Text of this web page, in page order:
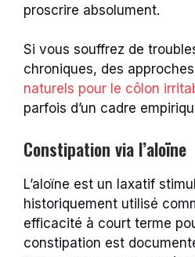
proscrire absolument.
Si vous souffrez de
chroniques, des
naturels pour le côlon
parfois d’un cadre
Constipation via l’aloïne
L’aloïne est un laxatif
historiquement utilisé
efficacité à court terme
constipation est